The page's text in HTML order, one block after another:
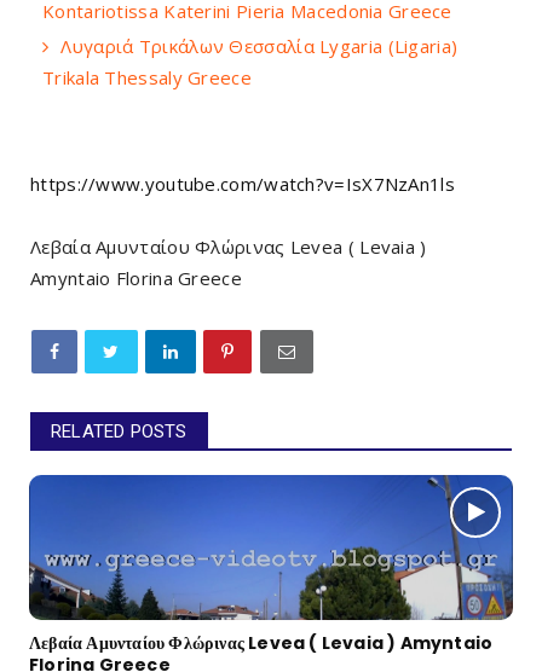
Kontariotissa Katerini Pieria Macedonia Greece
Λυγαριά Τρικάλων Θεσσαλία Lygaria (Ligaria)
Trikala Thessaly Greece
https://www.youtube.com/watch?v=IsX7NzAn1ls
Λεβαία Αμυνταίου Φλώρινας Levea ( Levaia )
Amyntaio Florina Greece
RELATED POSTS
Λεβαία Αμυνταίου Φλώρινας Levea ( Levaia ) Amyntaio
Florina Greece